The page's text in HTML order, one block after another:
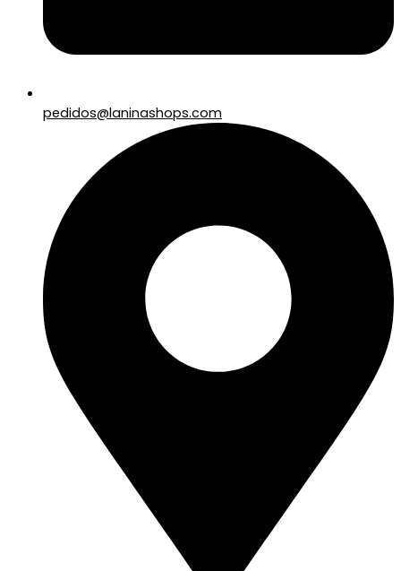
pedidos@laninashops.com